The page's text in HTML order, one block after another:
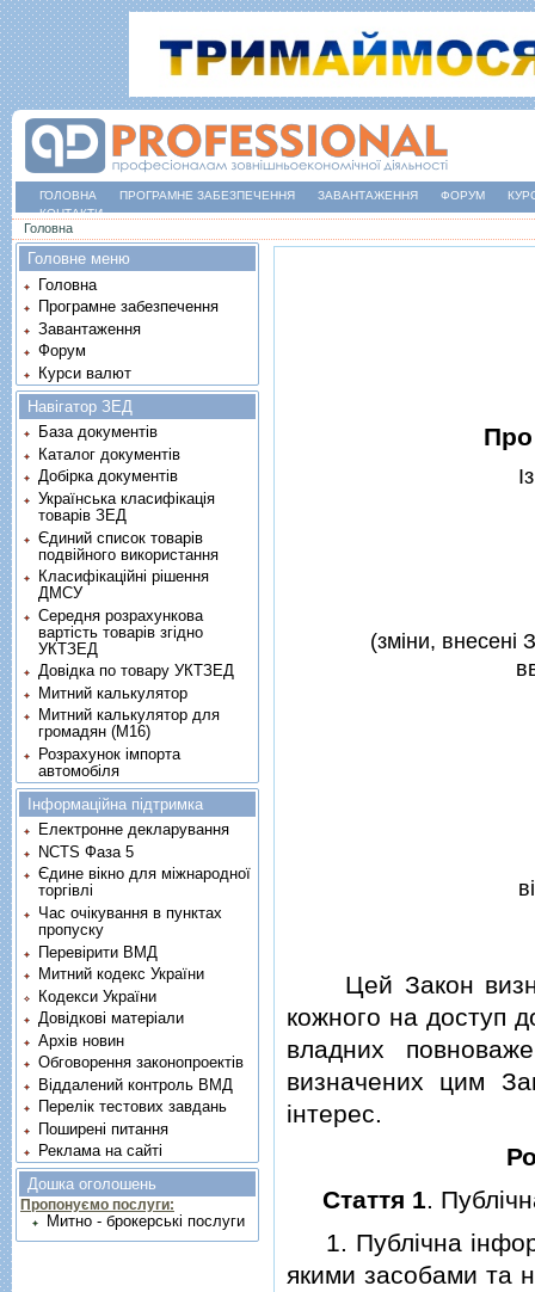
ГОЛОВНА ПРОГРАМНЕ ЗАБЕЗПЕЧЕННЯ ЗАВАНТАЖЕННЯ ФОРУМ
КОНТАКТИ
Ви є тут
Головна
(змiни, внесенi
Цей Закон
кожного на доступ
владних
визначених цим
iнтерес.
Стаття 1.
1. Публiчна
якими засобами та
Головне меню
Головна
Програмне забезпечення
Завантаження
Форум
Курси валют
Навігатор ЗЕД
База документів
Каталог документів
Добірка документів
Українська класифікація
товарів ЗЕД
Єдиний список товарів
подвійного використання
Класифікаційні рішення
ДМСУ
Середня розрахункова
вартість товарів згідно
УКТЗЕД
Довідка по товару УКТЗЕД
Митний калькулятор
Митний калькулятор для
громадян (М16)
Розрахунок імпорта
автомобіля
Інформаційна підтримка
Електронне декларування
NCTS Фаза 5
Єдине вікно для міжнародної
торгівлі
Час очікування в пунктах
пропуску
Перевірити ВМД
Митний кодекс України
Кодекси України
Довідкові матеріали
Архів новин
Обговорення законопроектів
Віддалений контроль ВМД
Перелік тестових завдань
Поширені питання
Реклама на сайті
Дошка оголошень
Пропонуємо послуги:
Митно - брокерські послуги